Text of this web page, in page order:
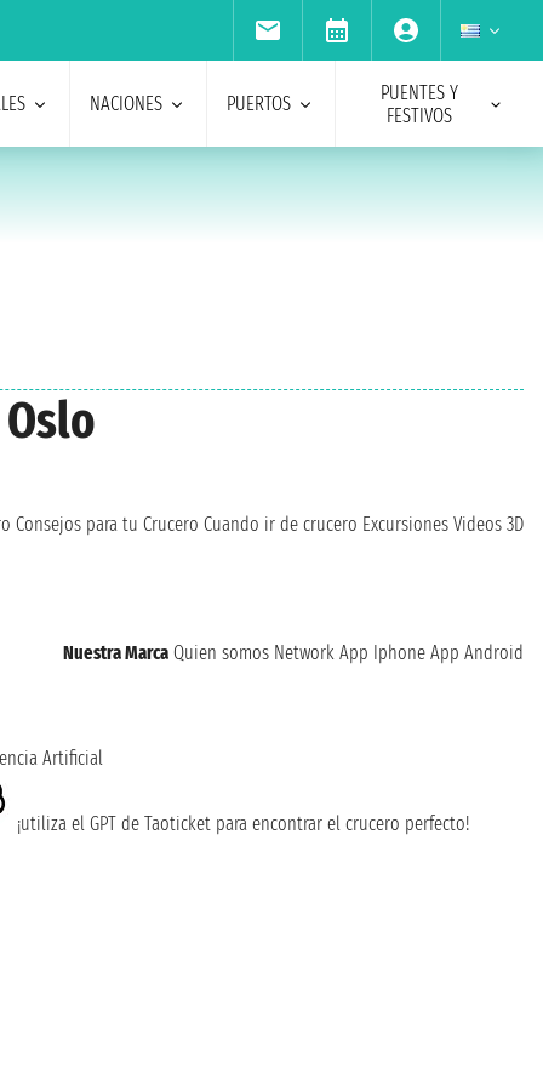
NACIONES PUERTOS
PUENTES Y
FESTIVOS
Consejos para tu Crucero Cuando ir de crucero Excursiones Videos 3D
Nuestra Marca Quien somos Network App Iphone App Android
Artificial
¡utiliza el GPT de Taoticket para encontrar el crucero perfecto!